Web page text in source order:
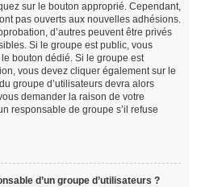
sur le bouton approprié. Cependant,
pas ouverts aux nouvelles adhésions.
d’autres peuvent être privés
Si le groupe est public, vous
bouton dédié. Si le groupe est
vous devez cliquer également sur le
groupe d’utilisateurs devra alors
demander la raison de votre
responsable de groupe s’il refuse
d’un groupe d’utilisateurs ?